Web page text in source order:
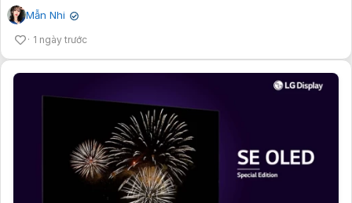
Mẫn Nhi ✔
1 ngày trước